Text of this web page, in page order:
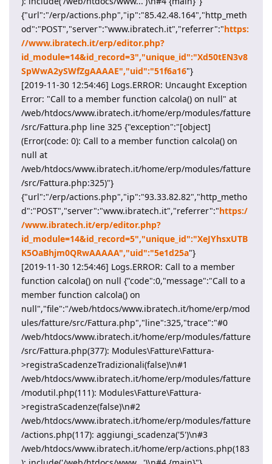
{"url":"/erp/actions.php","ip":"85.42.48.164","http_meth
od":"POST","server":"www.ibratech.it","referrer":"https:
//www.ibratech.it/erp/editor.php?
id_module=14&id_record=3","unique_id":"Xd50tEN3v8
SpWwA2ySWfZgAAAAE","uid":"51f6a16"}
[2019-11-30 12:54:46] Logs.ERROR: Uncaught Exception
Error: "Call to a member function calcola() on null" at
/web/htdocs/www.ibratech.it/home/erp/modules/fatture
/src/Fattura.php line 325 {"exception":"[object]
(Error(code: 0): Call to a member function calcola() on
null at
/web/htdocs/www.ibratech.it/home/erp/modules/fatture
/src/Fattura.php:325)"}
{"url":"/erp/actions.php","ip":"93.33.82.82","http_metho
d":"POST","server":"www.ibratech.it","referrer":"https:/
/www.ibratech.it/erp/editor.php?
id_module=14&id_record=5","unique_id":"XeJYhsxUTB
K5OaBhjm0QRwAAAAA","uid":"5e1d25a"}
[2019-11-30 12:54:46] Logs.ERROR: Call to a member
function calcola() on null {"code":0,"message":"Call to a
member function calcola() on
null","file":"/web/htdocs/www.ibratech.it/home/erp/mod
ules/fatture/src/Fattura.php","line":325,"trace":"#0
/web/htdocs/www.ibratech.it/home/erp/modules/fatture
/src/Fattura.php(377): Modules\Fatture\Fattura-
>registraScadenzeTradizionali(false)\n#1
/web/htdocs/www.ibratech.it/home/erp/modules/fatture
/modutil.php(111): Modules\Fatture\Fattura-
>registraScadenze(false)\n#2
/web/htdocs/www.ibratech.it/home/erp/modules/fatture
/actions.php(117): aggiungi_scadenza('5')\n#3
/web/htdocs/www.ibratech.it/home/erp/actions.php(183